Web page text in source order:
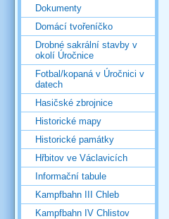
Dokumenty
Domácí tvořeníčko
Drobné sakrální stavby v
okolí Úročnice
Fotbal/kopaná v Úročnici v
datech
Hasičské zbrojnice
Historické mapy
Historické památky
Hřbitov ve Václavicích
Informační tabule
Kampfbahn III Chleb
Kampfbahn IV Chlistov